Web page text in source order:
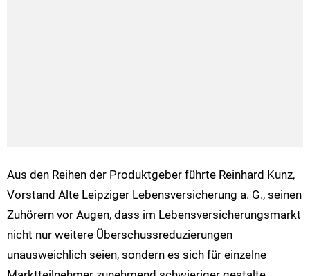
Aus den Reihen der Produktgeber führte Reinhard Kunz,
Vorstand Alte Leipziger Lebensversicherung a. G., seinen
Zuhörern vor Augen, dass im Lebensversicherungsmarkt
nicht nur weitere Überschussreduzierungen
unausweichlich seien, sondern es sich für einzelne